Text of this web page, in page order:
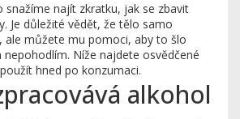
snažíme najít zkratku, jak se zbavit
Je důležité vědět, že tělo samo
ale můžete mu pomoci, aby to šlo
Níže najdete osvědčené
hned po konzumaci.
alkohol